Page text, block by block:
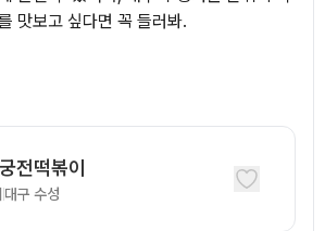
맛보고 싶다면 꼭 들러봐.
전떡볶이
대구 수성